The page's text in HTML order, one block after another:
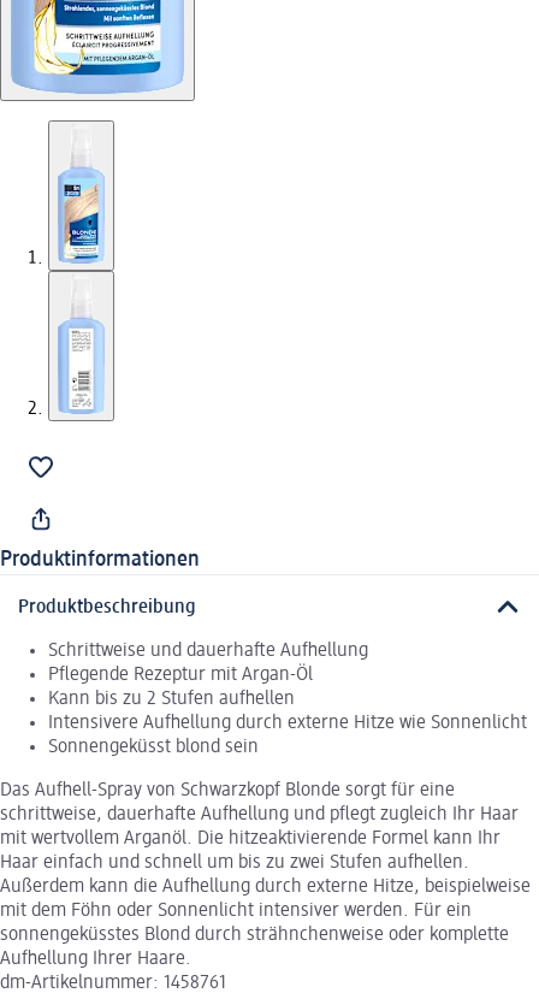
Produktinformationen
Produktbeschreibung
Schrittweise und dauerhafte Aufhellung
Pflegende Rezeptur mit Argan-Öl
Kann bis zu 2 Stufen aufhellen
Intensivere Aufhellung durch externe Hitze wie Sonnenlicht
Sonnengeküsst blond sein
Das Aufhell-Spray von Schwarzkopf Blonde sorgt für eine
schrittweise, dauerhafte Aufhellung und pflegt zugleich Ihr Haar
mit wertvollem Arganöl. Die hitzeaktivierende Formel kann Ihr
Haar einfach und schnell um bis zu zwei Stufen aufhellen.
Außerdem kann die Aufhellung durch externe Hitze, beispielweise
mit dem Föhn oder Sonnenlicht intensiver werden. Für ein
sonnengeküsstes Blond durch strähnchenweise oder komplette
Aufhellung Ihrer Haare.
dm-Artikelnummer: 1458761